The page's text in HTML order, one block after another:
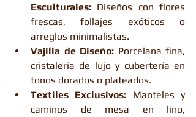
Esculturales: Diseños con flores
frescas, follajes exóticos o
arreglos minimalistas.
Vajilla de Diseño: Porcelana fina,
cristalería de lujo y cubertería en
tonos dorados o plateados.
Textiles Exclusivos: Manteles y
caminos de mesa en lino,